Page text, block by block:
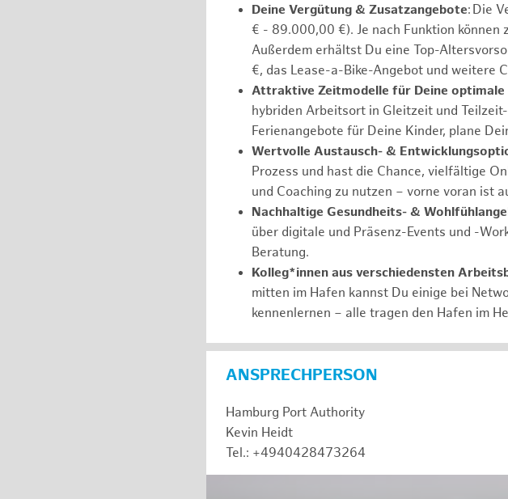
Deine Vergütung & Zusatzangebote: Die
€ - 89.000,00 €). Je nach Funktion
Außerdem erhältst Du eine Top-
€, das Lease-a-Bike-Angebot und weitere
Attraktive Zeitmodelle für Deine
hybriden Arbeitsort in Gleitzeit und
Ferienangebote für Deine Kinder, plane
Wertvolle Austausch- &
Prozess und hast die Chance, vielfältige
und Coaching zu nutzen – vorne voran ist
Nachhaltige Gesundheits- &
über digitale und Präsenz-Events und -
Beratung.
Kolleg*innen aus verschiedensten
mitten im Hafen kannst Du einige bei
kennenlernen – alle tragen den Hafen im
ANSPRECHPERSON
Hamburg Port Authority
Kevin Heidt
Tel.: +4940428473264